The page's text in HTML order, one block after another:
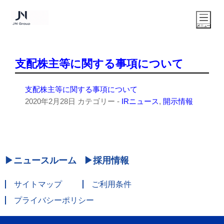
支配株主等に関する事項について
支配株主等に関する事項について
2020年2月28日 カテゴリー - IRニュース, 開示情報
ニュースルーム 採用情報
サイトマップ
ご利用条件
プライバシーポリシー